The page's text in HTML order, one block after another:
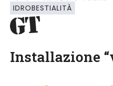
IDROBESTIALITÀ
Installazione